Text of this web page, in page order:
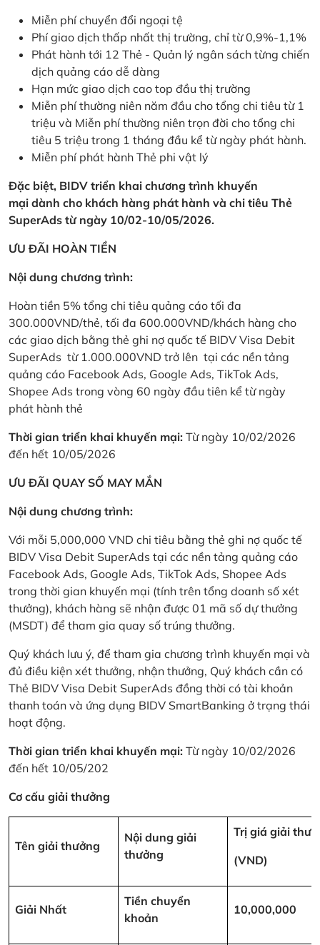
Miễn phí chuyển đổi ngoại tệ
Phí giao dịch thấp nhất thị trường, chỉ từ 0,9%-1,1%
Phát hành tới 12 Thẻ - Quản lý ngân sách từng chiến
dịch quảng cáo dễ dàng
Hạn mức giao dịch cao top đầu thị trường
Miễn phí thường niên năm đầu cho tổng chi tiêu từ 1
triệu và Miễn phí thường niên trọn đời cho tổng chi
tiêu 5 triệu trong 1 tháng đầu kể từ ngày phát hành.
Miễn phí phát hành Thẻ phi vật lý
Đặc biệt, BIDV triển khai chương trình khuyến
mại dành cho khách hàng phát hành và chi tiêu Thẻ
SuperAds từ ngày 10/02-10/05/2026.
ƯU ĐÃI HOÀN TIỀN
Nội dung chương trình:
Hoàn tiền 5% tổng chi tiêu quảng cáo tối đa
300.000VND/thẻ, tối đa 600.000VND/khách hàng cho
các giao dịch bằng thẻ ghi nợ quốc tế BIDV Visa Debit
SuperAds từ 1.000.000VND trở lên tại các nền tảng
quảng cáo Facebook Ads, Google Ads, TikTok Ads,
Shopee Ads trong vòng 60 ngày đầu tiên kể từ ngày
phát hành thẻ
Thời gian triển khai khuyến mại: Từ ngày 10/02/2026
đến hết 10/05/2026
ƯU ĐÃI QUAY SỐ MAY MẮN
Nội dung chương trình:
Với mỗi 5,000,000 VND chi tiêu bằng thẻ ghi nợ quốc tế
BIDV Visa Debit SuperAds tại các nền tảng quảng cáo
Facebook Ads, Google Ads, TikTok Ads, Shopee Ads
trong thời gian khuyến mại (tính trên tổng doanh số xét
thưởng), khách hàng sẽ nhận được 01 mã số dự thưởng
(MSDT) để tham gia quay số trúng thưởng.
Quý khách lưu ý, để tham gia chương trình khuyến mại và
đủ điều kiện xét thưởng, nhận thưởng, Quý khách cần có
Thẻ BIDV Visa Debit SuperAds đồng thời có tài khoản
thanh toán và ứng dụng BIDV SmartBanking ở trạng thái
hoạt động.
Thời gian triển khai khuyến mại: Từ ngày 10/02/2026
đến hết 10/05/202
Cơ cấu giải thưởng
Tên giải thưởng
Nội dung giải
thưởng
Trị giá giải
(VND)
Giải Nhất
Tiền chuyển
khoản
10,000,000